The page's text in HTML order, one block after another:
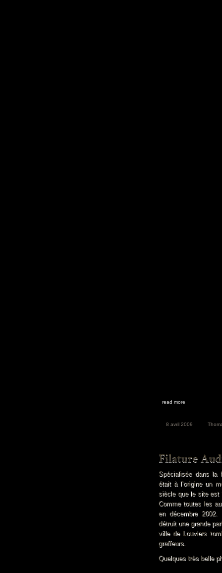
read more
8 avril 2009
Spécialisée dans la
était à l’origine un
siècle que le site est
Comme toutes les
en décembre 2002.
détruit une grande
ville de Louviers
graffeurs.
Quelques très belle